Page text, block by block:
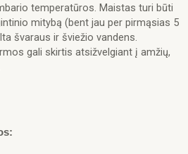
temperatūros. Maistas turi būti
mitybą (bent jau per pirmąsias 5
švaraus ir šviežio vandens.
gali skirtis atsižvelgiant į amžių,